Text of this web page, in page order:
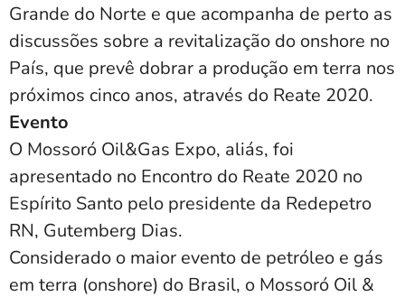
Grande do Norte e que acompanha de perto as
discussões sobre a revitalização do onshore no
País, que prevê dobrar a produção em terra nos
próximos cinco anos, através do Reate 2020.
Evento
O Mossoró Oil&Gas Expo, aliás, foi
apresentado no Encontro do Reate 2020 no
Espírito Santo pelo presidente da Redepetro
RN, Gutemberg Dias.
Considerado o maior evento de petróleo e gás
em terra (onshore) do Brasil, o Mossoró Oil &